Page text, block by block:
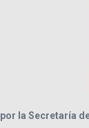
la Secretaría